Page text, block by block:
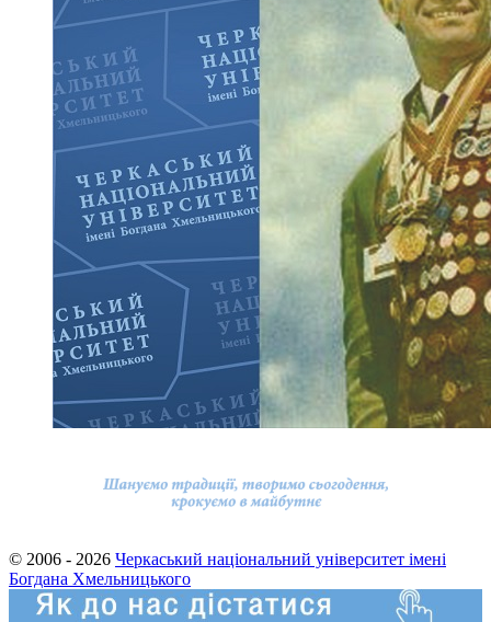
© 2006 - 2026 Черкаський національний університет імені
Богдана Хмельницького